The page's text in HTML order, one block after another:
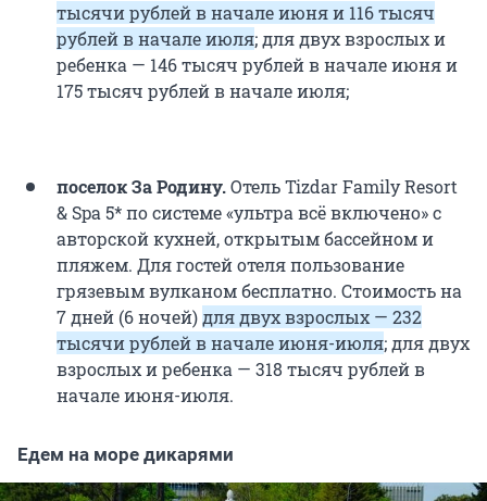
тысячи рублей в начале июня и 116 тысяч
рублей в начале июля; для двух взрослых и
ребенка — 146 тысяч рублей в начале июня и
175 тысяч рублей в начале июля;
поселок За Родину.Отель Tizdar Family Resort
& Spa 5* по системе «ультра всё включено» с
авторской кухней, открытым бассейном и
пляжем. Для гостей отеля пользование
грязевым вулканом бесплатно. Стоимость на
7 дней (6 ночей)для двух взрослых — 232
тысячи рублей в начале июня-июля; для двух
взрослых и ребенка — 318 тысяч рублей в
начале июня-июля.
Едем на море дикарями